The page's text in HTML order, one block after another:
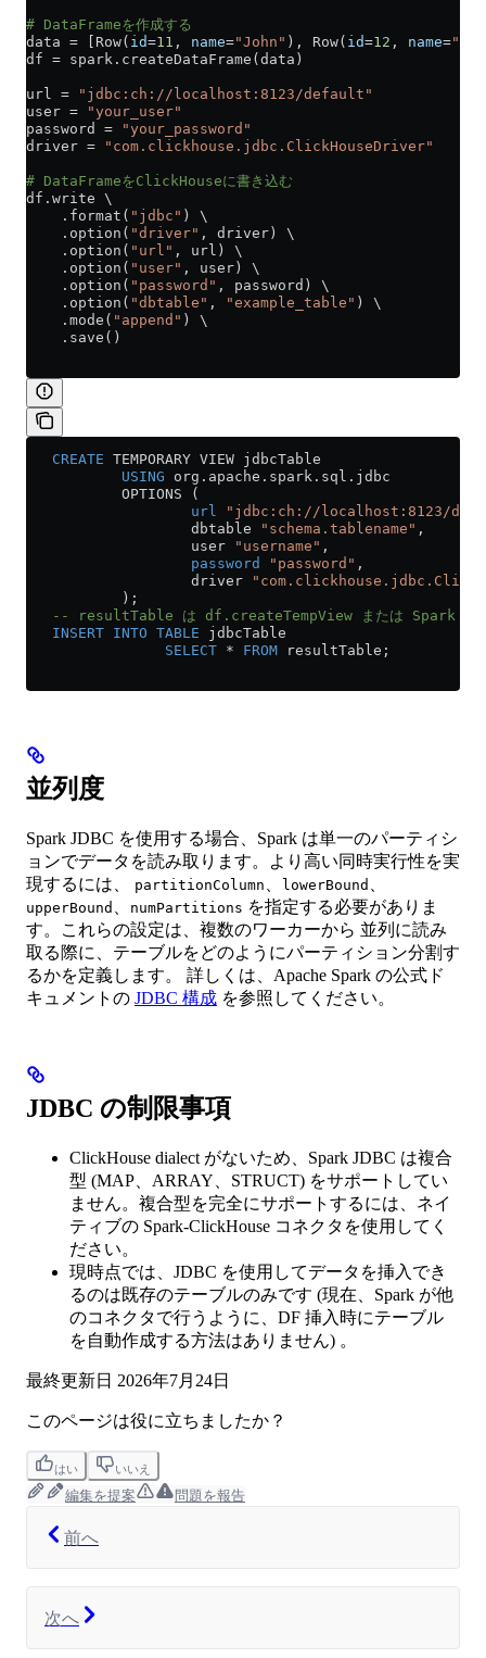
# DataFrameを作成する
data = [Row( id=11 , name="John" ), Row( id=12 , name=
df = spark.createDataFrame(data)
url = "jdbc:ch://localhost:8123/default"
user = "your_user"
password = "your_password"
driver = "com.clickhouse.jdbc.ClickHouseDriver"
# DataFrameをClickHouseに書き込む
df.write \
    .format(
"jdbc" ) \
    .option(
"driver" , driver) \
    .option(
"url" , url) \
    .option(
"user" , user) \
    .option(
"password" , password) \
    .option(
"dbtable" , "example_table" ) \
    .mode(
"append" ) \
    .save()
   CREATE
TEMPORARY VIEW jdbcTable
           USING
org . apache . spark . sql .jdbc
           OPTIONS (
                   url
"jdbc:ch://localhost:8123/
                   dbtable
"schema.tablename" ,
                   user
"username" ,
                   password
"password" ,
                   driver
           );
-- resultTable は df.createTempView または Spark SQL
   INSERT INTO
TABLE jdbcTable
                SELECT
* FROM resultTable;
並列度
Spark JDBC を使用する場合、Spark は単一のパーティシ
ョンでデータを読み取ります。より高い同時実行性を実
現するには、
partitionColumn lowerBound
upperBound numPartitions を指定する必要がありま
す。これらの設定は、複数のワーカーから 並列に読み
取る際に、テーブルをどのようにパーティション分割す
るかを定義します。 詳しくは、Apache Spark の公式ド
キュメントの JDBC 構成 を参照してください。
JDBC の制限事項
ClickHouse dialect がないため、Spark JDBC は複合
型 (MAP、ARRAY、STRUCT) をサポートしてい
ません。複合型を完全にサポートするには、ネイ
ティブの Spark-ClickHouse コネクタを使用してく
ださい。
現時点では、JDBC を使用してデータを挿入でき
るのは既存のテーブルのみです (現在、Spark が他
のコネクタで行うように、DF 挿入時にテーブル
を自動作成する方法はありません) 。
最終更新日 2026年7月24日
このページは役に立ちましたか？
はい いいえ
編集を提案 問題を報告
前へ
次へ